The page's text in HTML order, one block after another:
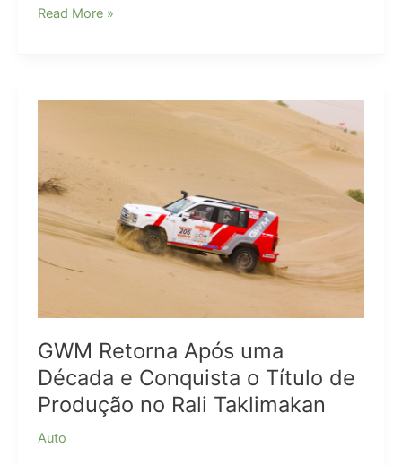
Quais
para
Read More »
GWM Retorna Após uma
Década e Conquista o Título de
Produção no Rali Taklimakan
Auto